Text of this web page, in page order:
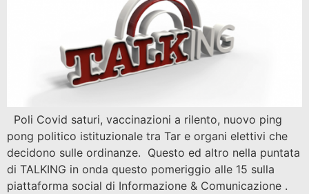
Poli Covid saturi, vaccinazioni a rilento, nuovo ping
pong politico istituzionale tra Tar e organi elettivi che
decidono sulle ordinanze. Questo ed altro nella puntata
di TALKING in onda questo pomeriggio alle 15 sulla
piattaforma social di Informazione & Comunicazione .